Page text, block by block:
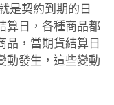
是契約到期的日
算日，各種商品都
品，當期貨結算日
動發生，這些變動